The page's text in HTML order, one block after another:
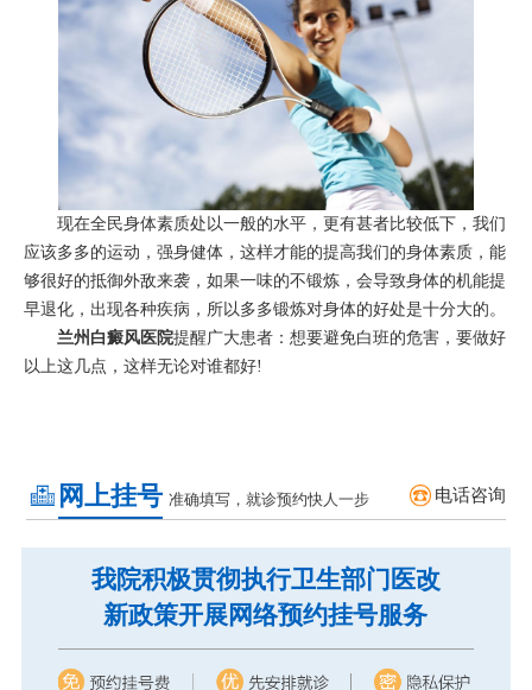
现在全民身体素质处以一般的水平，更有甚者比较低下，我们
应该多多的运动，强身健体，这样才能的提高我们的身体素质，能
够很好的抵御外敌来袭，如果一味的不锻炼，会导致身体的机能提
早退化，出现各种疾病，所以多多锻炼对身体的好处是十分大的。
兰州白癜风医院提醒广大患者：想要避免白班的危害，要做好
以上这几点，这样无论对谁都好!
网上挂号 准确填写，就诊预约快人一步 电话咨询
我院积极贯彻执行卫生部门医改
新政策开展网络预约挂号服务